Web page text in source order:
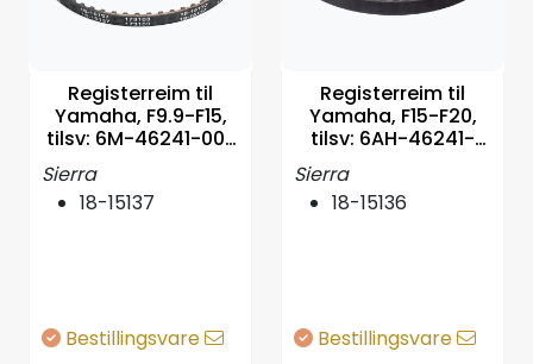
Registerreim til
Yamaha, F9.9-F15,
tilsv: 6M-46241-00-
Sierra
18-15137
Bestillingsvare
Registerreim til
Yamaha, F15-F20,
tilsv: 6AH-46241-
Sierra
18-15136
Bestillingsvare